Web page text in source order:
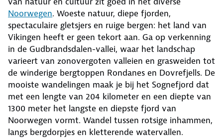
Noorwegen. Woeste natuur, diepe fjorden,
spectaculaire gletsjers en ruige bergen: het land van
Vikingen heeft er geen tekort aan. Ga op verkenning
in de Gudbrandsdalen-vallei, waar het landschap
varieert van zonovergoten valleien en grasweiden tot
de winderige bergtoppen Rondanes en Dovrefjells. De
mooiste wandelingen maak je bij het Sognefjord dat
met een lengte van 204 kilometer en een diepte van
1300 meter het langste en diepste fjord van
Noorwegen vormt. Wandel tussen rotsige inhammen,
langs bergdorpjes en kletterende watervallen.